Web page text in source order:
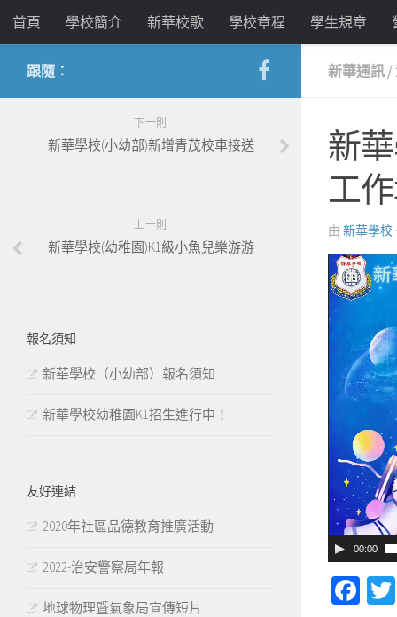
首頁 學校簡介 新華校歌 學校章程 學生規章
新華通訊 /
新
工
由 新華學校
影
片
播
00:00
跟隨：
下一則
新華學校(小幼部)新增青茂校車接送
上一則
新華學校(幼稚園)K1級小魚兒樂游游
報名須知
新華學校（小幼部）報名須知
新華學校幼稚園K1招生進行中！
友好連結
2020年社區品德教育推廣活動
2022-治安警察局年報
地球物理暨氣象局宣傳短片